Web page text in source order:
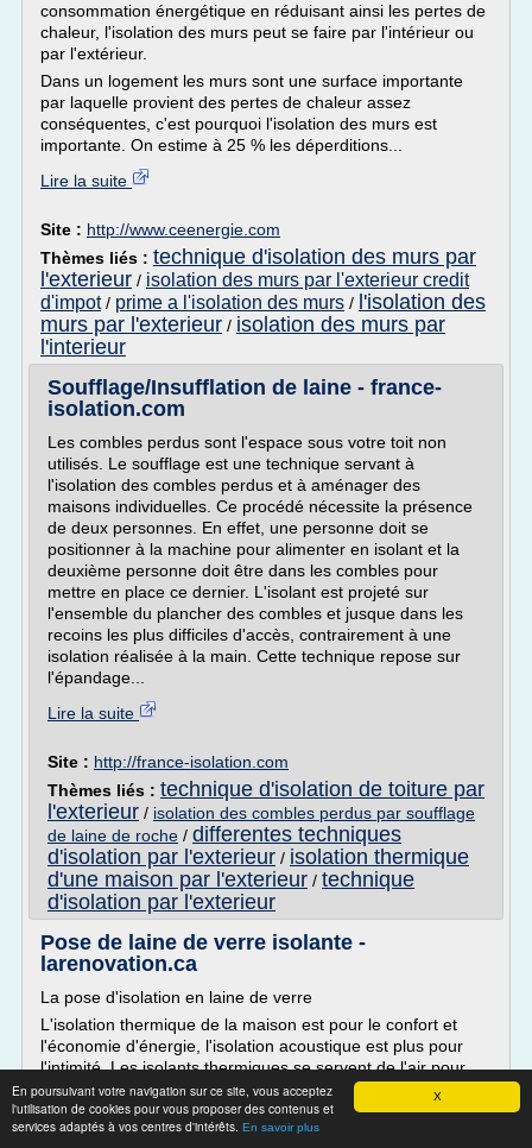
X
En poursuivant votre navigation sur ce site, vous acceptez
l'utilisation de cookies pour vous proposer des contenus et
services adaptés à vos centres d'intérêts. En savoir plus
consommation énergétique en réduisant ainsi les pertes de
chaleur, l'isolation des murs peut se faire par l'intérieur ou
par l'extérieur.
Dans un logement les murs sont une surface importante
par laquelle provient des pertes de chaleur assez
conséquentes, c'est pourquoi l'isolation des murs est
importante. On estime à 25 % les déperditions...
Lire la suite
Site : http://www.ceenergie.com
Thèmes liés : technique d'isolation des murs par
l'exterieur / isolation des murs par l'exterieur credit
d'impot/ prime a l'isolation des murs / l'isolation des
murs par l'exterieur / isolation des murs par
l'interieur
Soufflage/Insufflation de laine - france-
isolation.com
Les combles perdus sont l'espace sous votre toit non
utilisés. Le soufflage est une technique servant à
l'isolation des combles perdus et à aménager des
maisons individuelles. Ce procédé nécessite la présence
de deux personnes. En effet, une personne doit se
positionner à la machine pour alimenter en isolant et la
deuxième personne doit être dans les combles pour
mettre en place ce dernier. L'isolant est projeté sur
l'ensemble du plancher des combles et jusque dans les
recoins les plus difficiles d'accès, contrairement à une
isolation réalisée à la main. Cette technique repose sur
l'épandage...
Lire la suite
Site : http://france-isolation.com
Thèmes liés : technique d'isolation de toiture par
l'exterieur / isolation des combles perdus par soufflage
de laine de roche / differentes techniques
d'isolation par l'exterieur / isolation thermique
d'une maison par l'exterieur / technique
d'isolation par l'exterieur
Pose de laine de verre isolante -
larenovation.ca
La pose d'isolation en laine de verre
L'isolation thermique de la maison est pour le confort et
l'économie d'énergie, l'isolation acoustique est plus pour
l'intimité. Les isolants thermiques se servent de l'air pour
isoler car il ne permet pas un passage...
Lire la suite